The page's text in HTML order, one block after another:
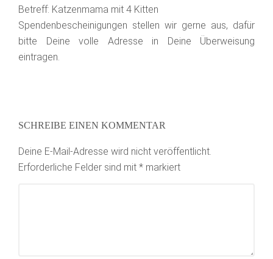
Betreff: Katzenmama mit 4 Kitten
Spendenbescheinigungen stellen wir gerne aus, dafür
bitte Deine volle Adresse in Deine Überweisung
eintragen.
SCHREIBE EINEN KOMMENTAR
Deine E-Mail-Adresse wird nicht veröffentlicht.
Erforderliche Felder sind mit * markiert